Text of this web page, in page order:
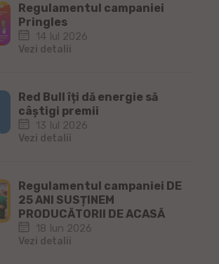
Regulamentul campaniei
Pringles
14 Iul 2026
Vezi detalii
Red Bull îți dă energie să
câștigi premii
13 Iul 2026
Vezi detalii
Regulamentul campaniei DE
25 ANI SUSȚINEM
PRODUCĂTORII DE ACASĂ
18 Iun 2026
Vezi detalii